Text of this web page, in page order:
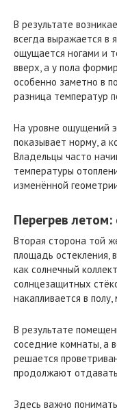
В результате
всегда выражается в
ощущается ногами и
вверх, а у пола
особенно заметно в
разница температур
На уровне ощущений
показывает норму, а
Владельцы часто
температуры
изменённой
Перегрев летом:
Вторая сторона той
площадь остекления,
как солнечный
солнцезащитных
накапливается в
В результате
соседние комнаты, а
решается
продолжают
Здесь важно